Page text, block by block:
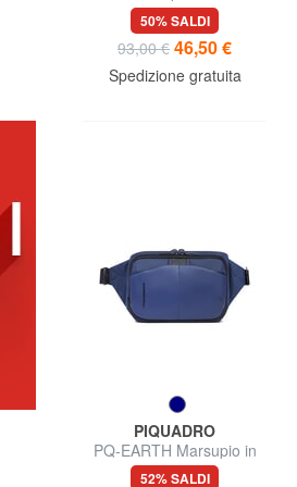
riciclato
50% SALDI
93,00 € 46,50 €
Spedizione gratuita
PIQUADRO
PQ-EARTH Marsupio in
tessuto
52% SALDI